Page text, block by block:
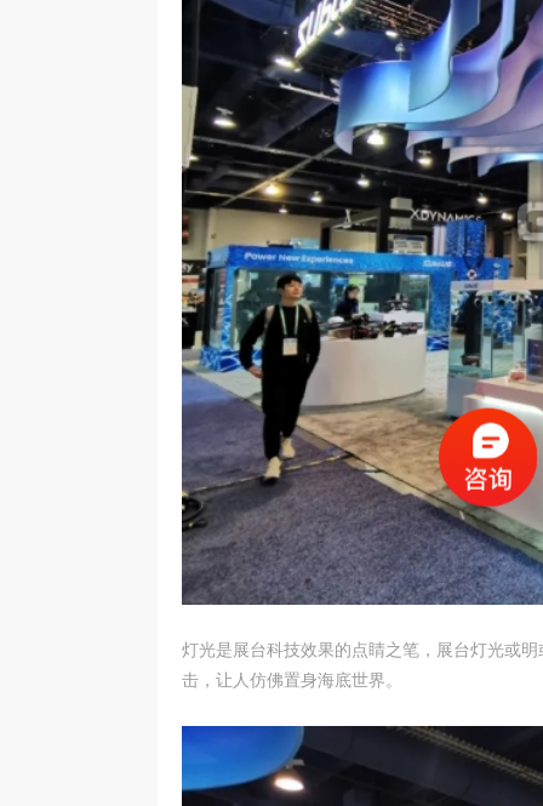
灯光是展台科技效果的点睛之笔，展台灯光或
击，让人仿佛置身海底世界。